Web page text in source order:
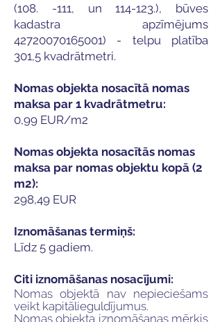
(108. -111, un 114-123.), būves
kadastra apzīmējums
42720070165001) - telpu platība
301,5 kvadrātmetri.
Nomas objekta nosacītā nomas
maksa par 1 kvadrātmetru:
0,99 EUR/m2
Nomas objekta nosacītās nomas
maksa par nomas objektu kopā (2
m2):
298,49 EUR
Iznomāšanas termiņš:
Līdz 5 gadiem.
Citi iznomāšanas nosacījumi:
Nomas objektā nav nepieciešams
veikt kapitālieguldījumus.
Nomas objekta iznomāšanas mērķis